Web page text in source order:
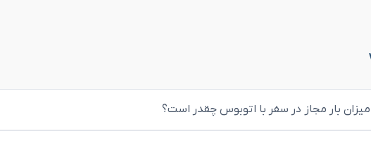
میزان بار مجاز در سفر با اتوبوس چقدر است؟